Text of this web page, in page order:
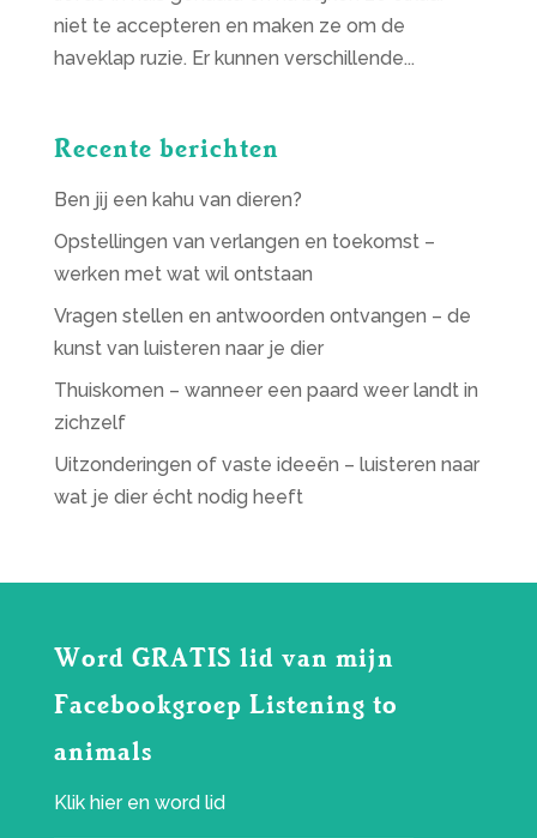
niet te accepteren en maken ze om de
haveklap ruzie. Er kunnen verschillende...
Recente berichten
Ben jij een kahu van dieren?
Opstellingen van verlangen en toekomst –
werken met wat wil ontstaan
Vragen stellen en antwoorden ontvangen – de
kunst van luisteren naar je dier
Thuiskomen – wanneer een paard weer landt in
zichzelf
Uitzonderingen of vaste ideeën – luisteren naar
wat je dier écht nodig heeft
Word GRATIS lid van mijn
Facebookgroep Listening to
animals
Klik hieren word lid